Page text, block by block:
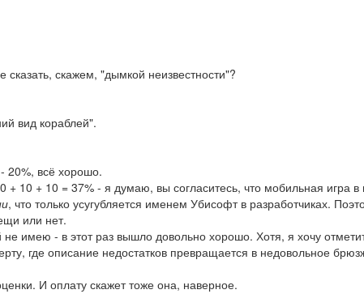
скажем, "дымкой неизвестности"?
вид кораблей".
20%, всё хорошо.
10 + 10 = 37% - я думаю, вы согласитесь, что мобильная игра
, что только усугубляется именем Убисофт в разработчиках.
или нет.
имею - в этот раз вышло довольно хорошо. Хотя, я хочу
где описание недостатков превращается в недовольное
И оплату скажет тоже она, наверное.